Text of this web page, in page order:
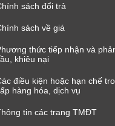
sách đổi trả
sách về giá
thức tiếp nhận và
khiêu nại
điều kiện hoặc hạn chế
hàng hóa, dịch vụ
tin các trang TMĐT